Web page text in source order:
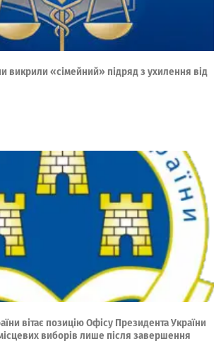
викрили «сімейний» підряд з ухилення від
вітає позицію Офісу Президента України
виборів лише після завершення